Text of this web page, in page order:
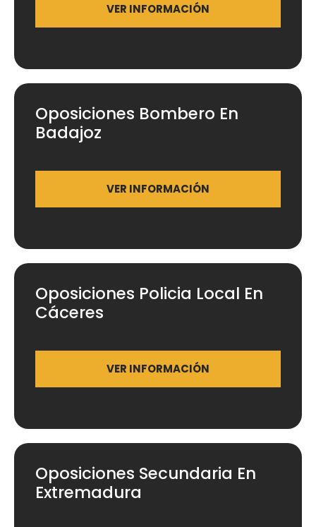
VER INFORMACIÓN
Oposiciones Bombero En
Badajoz
VER INFORMACIÓN
Oposiciones Policia Local En
Cáceres
VER INFORMACIÓN
Oposiciones Secundaria En
Extremadura